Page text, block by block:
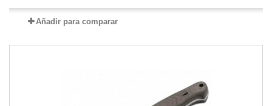
Añadir para comparar